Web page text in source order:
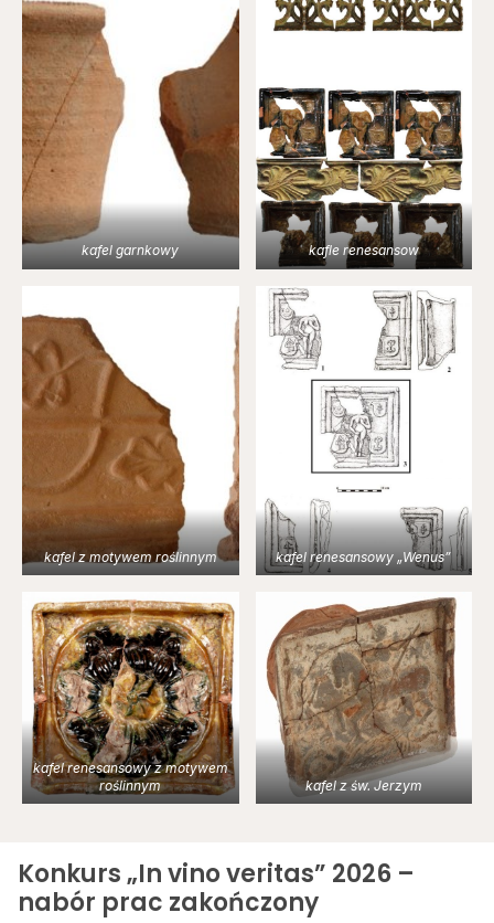
kafel garnkowy kafle renesansow
kafel z motywem roślinnym kafel renesansowy „Wenus”
kafel renesansowy z motywem
roślinnym
kafel z św. Jerzym
Konkurs „In vino veritas” 2026 –
nabór prac zakończony